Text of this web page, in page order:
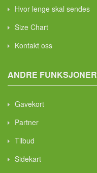
Hvor lenge skal sendes
Size Chart
Kontakt oss
ANDRE FUNKSJONER
Gavekort
Partner
Tilbud
Sidekart